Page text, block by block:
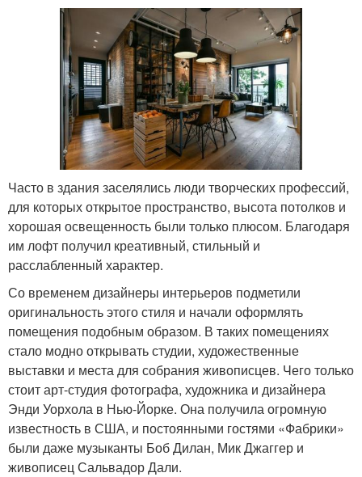
Часто в здания заселялись люди творческих профессий,
для которых открытое пространство, высота потолков и
хорошая освещенность были только плюсом. Благодаря
им лофт получил креативный, стильный и
расслабленный характер.
Со временем дизайнеры интерьеров подметили
оригинальность этого стиля и начали оформлять
помещения подобным образом. В таких помещениях
стало модно открывать студии, художественные
выставки и места для собрания живописцев. Чего только
стоит арт-студия фотографа, художника и дизайнера
Энди Уорхола в Нью-Йорке. Она получила огромную
известность в США, и постоянными гостями «Фабрики»
были даже музыканты Боб Дилан, Мик Джаггер и
живописец Сальвадор Дали.